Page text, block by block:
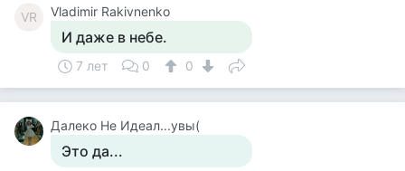
VR Vladimir Rakivnenko
И даже в небе.
7 лет 0 0
Далеко Не Идеал...увы(
Это да...